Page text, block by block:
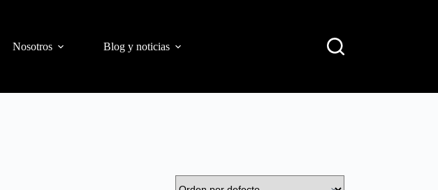
Nosotros Blog y noticias